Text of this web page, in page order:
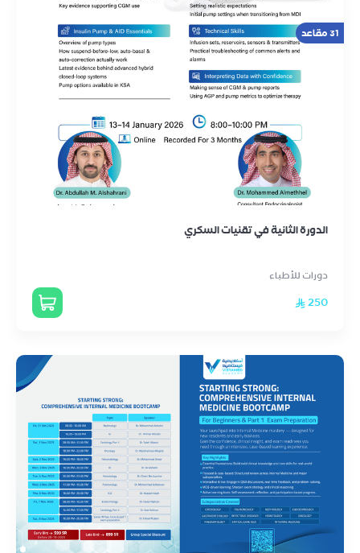
31 مقاعد
الدورة الثانية في تقنيات السكري
دورات للأطباء
250